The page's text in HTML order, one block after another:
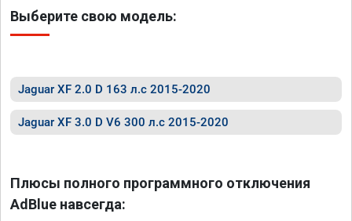
Выберите свою модель:
Jaguar XF 2.0 D 163 л.с 2015-2020
Jaguar XF 3.0 D V6 300 л.с 2015-2020
Плюсы полного программного отключения
AdBlue навсегда: